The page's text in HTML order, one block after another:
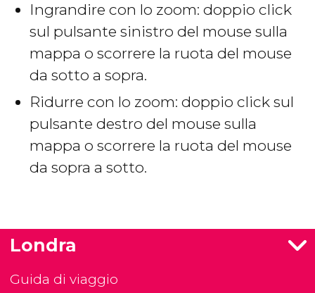
Ingrandire con lo zoom: doppio click
sul pulsante sinistro del mouse sulla
mappa o scorrere la ruota del mouse
da sotto a sopra.
Ridurre con lo zoom: doppio click sul
pulsante destro del mouse sulla
mappa o scorrere la ruota del mouse
da sopra a sotto.
Londra
Guida di viaggio